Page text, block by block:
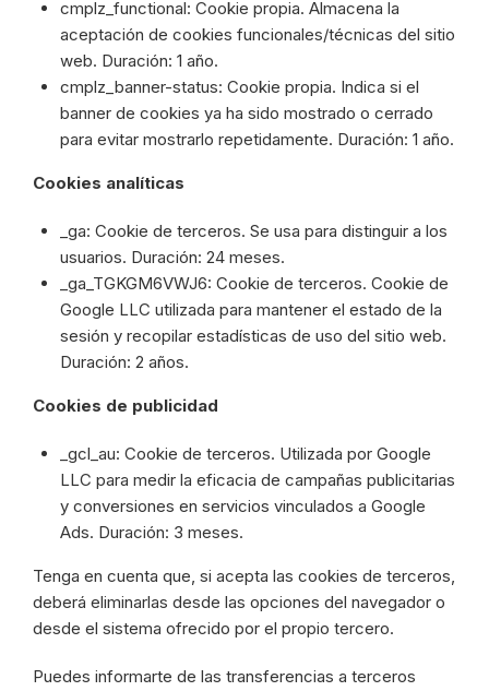
cmplz_functional: Cookie propia. Almacena la
aceptación de cookies funcionales/técnicas del sitio
web. Duración: 1 año.
cmplz_banner-status: Cookie propia. Indica si el
banner de cookies ya ha sido mostrado o cerrado
para evitar mostrarlo repetidamente. Duración: 1 año.
Cookies analíticas
_ga: Cookie de terceros. Se usa para distinguir a los
usuarios. Duración: 24 meses.
_ga_TGKGM6VWJ6: Cookie de terceros. Cookie de
Google LLC utilizada para mantener el estado de la
sesión y recopilar estadísticas de uso del sitio web.
Duración: 2 años.
Cookies de publicidad
_gcl_au: Cookie de terceros. Utilizada por Google
LLC para medir la eficacia de campañas publicitarias
y conversiones en servicios vinculados a Google
Ads. Duración: 3 meses.
Tenga en cuenta que, si acepta las cookies de terceros,
deberá eliminarlas desde las opciones del navegador o
desde el sistema ofrecido por el propio tercero.
Puedes informarte de las transferencias a terceros